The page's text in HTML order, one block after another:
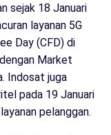
sejak 18 Januari
layanan 5G
Day (CFD) di
Market
Indosat juga
pada 19 Januari
pelanggan.